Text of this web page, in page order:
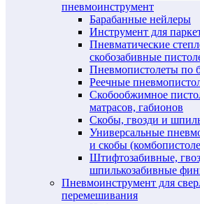
пневмоинструмент
Барабанные нейлеры
Инструмент для
Пневматические
скобозабивные
Пневмопистолеты по
Реечные
Скобообжимное
матрасов, габионов
Скобы, гвозди и
Универсальные
и скобы
Штифтозабивные,
шпилькозабивные
Пневмоинструмент для
перемешивания